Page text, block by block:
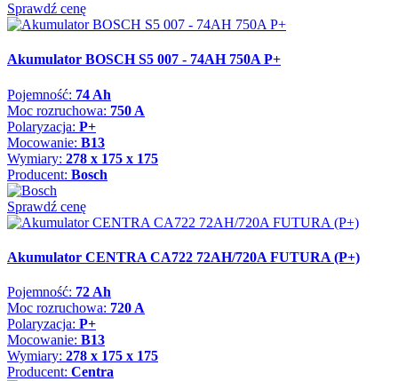
Sprawdź cenę
Akumulator BOSCH S5 007 - 74AH 750A P+
Pojemność: 74 Ah
Moc rozruchowa: 750 A
Polaryzacja: P+
Mocowanie: B13
Wymiary: 278 x 175 x 175
Producent: Bosch
Sprawdź cenę
Akumulator CENTRA CA722 72AH/720A FUTURA (P+)
Pojemność: 72 Ah
Moc rozruchowa: 720 A
Polaryzacja: P+
Mocowanie: B13
Wymiary: 278 x 175 x 175
Producent: Centra